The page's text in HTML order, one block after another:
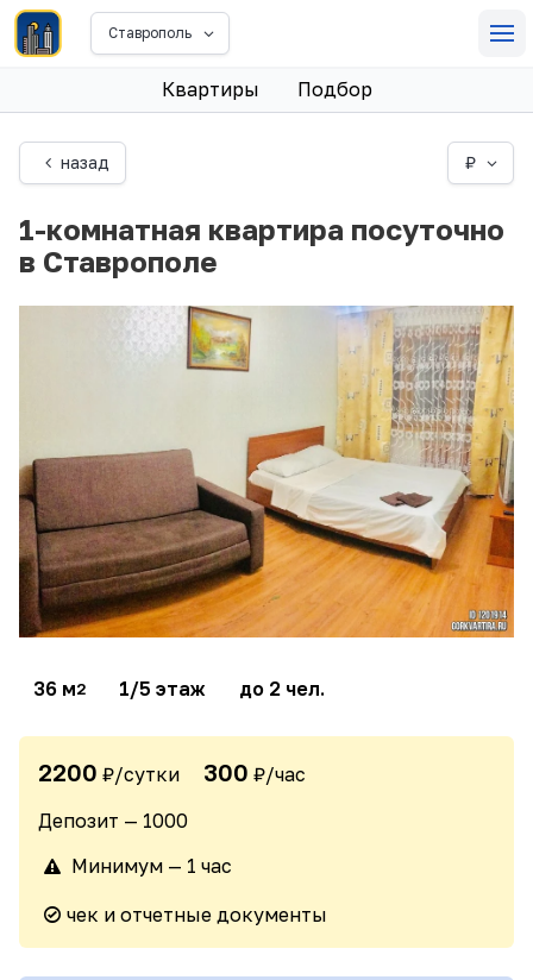
Ставрополь
Квартиры Подбор
назад ₽
1-комнатная квартира посуточно
в Ставрополе
36 м2 1/5 этаж до 2 чел.
2200 ₽/сутки 300 ₽/час
Депозит — 1000
Минимум — 1 час
чек и отчетные документы